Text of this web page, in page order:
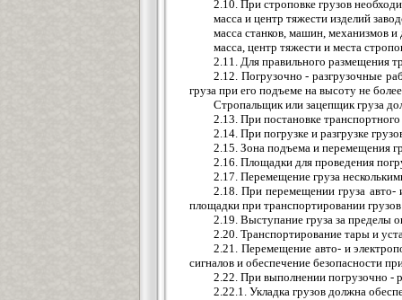
2.10. При строповке грузов
масса и центр тяжести изделий
масса станков, машин, механизмов
масса, центр тяжести и места
2.11. Для правильного размещения
2.12. Погрузочно - разгрузочные
груза при его подъеме на высоту не
Стропальщик или зацепщик груза
2.13. При постановке
2.14. При погрузке и разгрузке
2.15. Зона подъема и перемещения
2.16. Площадки для проведения
2.17. Перемещение груза
2.18. При перемещении груза авто-
площадки при транспортировании
2.19. Выступание груза за пределы
2.20. Транспортирование тары и
2.21. Перемещение авто- и
сигналов и обеспечение безопасности
2.22. При выполнении погрузочно -
2.22.1. Укладка грузов должна